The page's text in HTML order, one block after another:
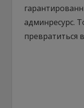
админресурс.
превратиться